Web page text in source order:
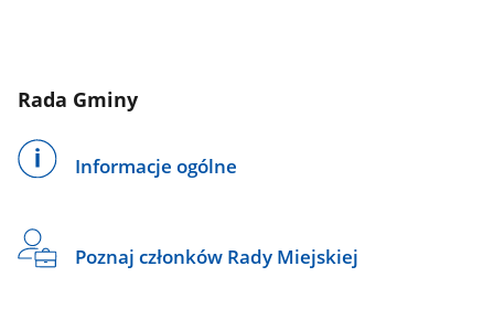
Rada Gminy
Informacje ogólne
Poznaj członków Rady Miejskiej